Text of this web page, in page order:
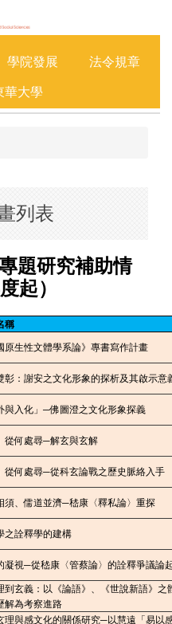
學院發展 法令規章
華大學
列表
題研究補助情
起）
稱
原生性文體學系論》專書寫作計畫
彰：謝安之文化形象的探析及其啟示意
與入化」─佛圖澄之文化形象探義
從何處尋─解玄與玄解
從何處尋─從科玄論戰之歷史脈絡入手
須、儒道並濟─嵇康〈釋私論〉重探
之詮釋學的建構
凝視─從嵇康〈管蔡論〉的詮釋爭議論
到玄義：以《論語》、《世說新語》之
解為考察進路
理與感文化的關係研究─以慧遠「易以